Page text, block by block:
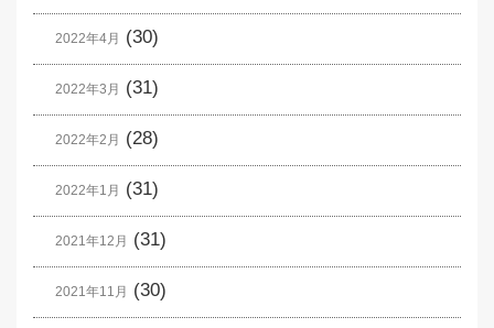
2022年4月 (30)
2022年3月 (31)
2022年2月 (28)
2022年1月 (31)
2021年12月 (31)
2021年11月 (30)